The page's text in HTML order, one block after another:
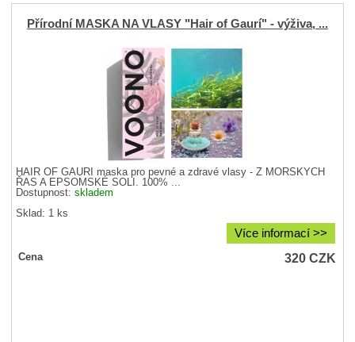
Přírodní MASKA NA VLASY "Hair of Gaurí" - výživa, ...
HAIR OF GAURÍ maska pro pevné a zdravé vlasy - Z MOŘSKÝCH
ŘAS A EPSOMSKÉ SOLI. 100% ...
Dostupnost:skladem
Sklad: 1 ks
Více informací >>
Cena 320CZK